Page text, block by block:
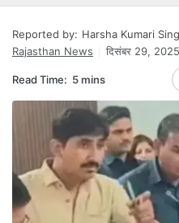
Reported by: Harsha Kumari
Rajasthan News
दिसंबर 29,
Read Time: 5 mins